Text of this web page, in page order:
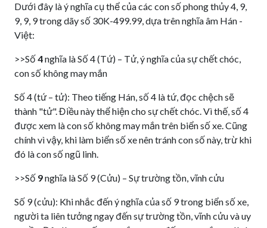
Dưới đây là ý nghĩa cụ thể của các con số phong thủy 4, 9,
9, 9, 9 trong dãy số 30K-499.99, dựa trên nghĩa âm Hán -
Việt:
>>Số4nghĩa là Số 4 (Tứ) – Tử, ý nghĩa của sự chết chóc,
con số không may mắn
Số 4 (tứ – tử): Theo tiếng Hán, số 4 là tứ, đọc chệch sẽ
thành "tử". Điều này thể hiện cho sự chết chóc. Vì thế, số 4
được xem là con số không may mắn trên biển số xe. Cũng
chính vì vậy, khi làm biển số xe nên tránh con số này, trừ khi
đó là con số ngũ linh.
>>Số 9nghĩa là Số 9 (Cửu) – Sự trường tồn, vĩnh cửu
Số 9 (cửu): Khi nhắc đến ý nghĩa của số 9 trong biển số xe,
người ta liên tưởng ngay đến sự trường tồn, vĩnh cửu và uy